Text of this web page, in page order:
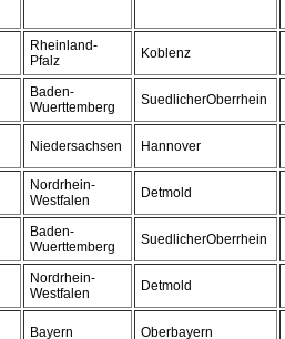
Rheinland-
Pfalz
Koblenz
Baden-
Wuerttemberg
SuedlicherOberrhein
Niedersachsen Hannover
Nordrhein-
Westfalen
Detmold
Baden-
Wuerttemberg
SuedlicherOberrhein
Nordrhein-
Westfalen
Detmold
Bayern Oberbayern